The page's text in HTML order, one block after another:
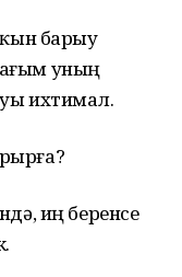
барыу
уның
ихтимал.
иң беренсе